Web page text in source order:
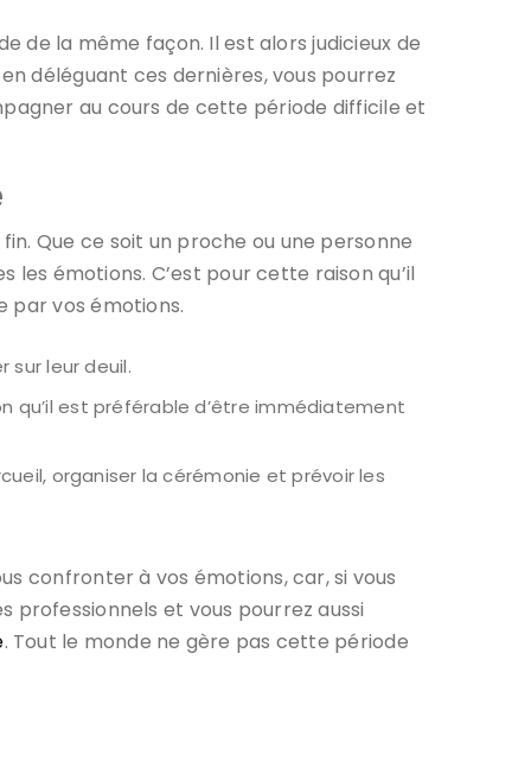
de la même façon. Il est alors judicieux de
déléguant ces dernières, vous pourrez
au cours de cette période difficile et
Que ce soit un proche ou une personne
émotions. C’est pour cette raison qu’il
par vos émotions.
sur leur deuil.
qu’il est préférable d’être immédiatement
organiser la cérémonie et prévoir les
confronter à vos émotions, car, si vous
professionnels et vous pourrez aussi
. Tout le monde ne gère pas cette période